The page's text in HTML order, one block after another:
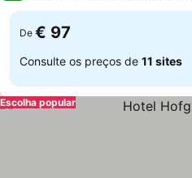
De € 97
Consulte os preços de 11 sites
Escolha popular